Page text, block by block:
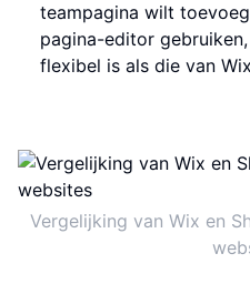
teampagina wilt
pagina-editor
flexibel is als die van
Vergelijking van Wix en